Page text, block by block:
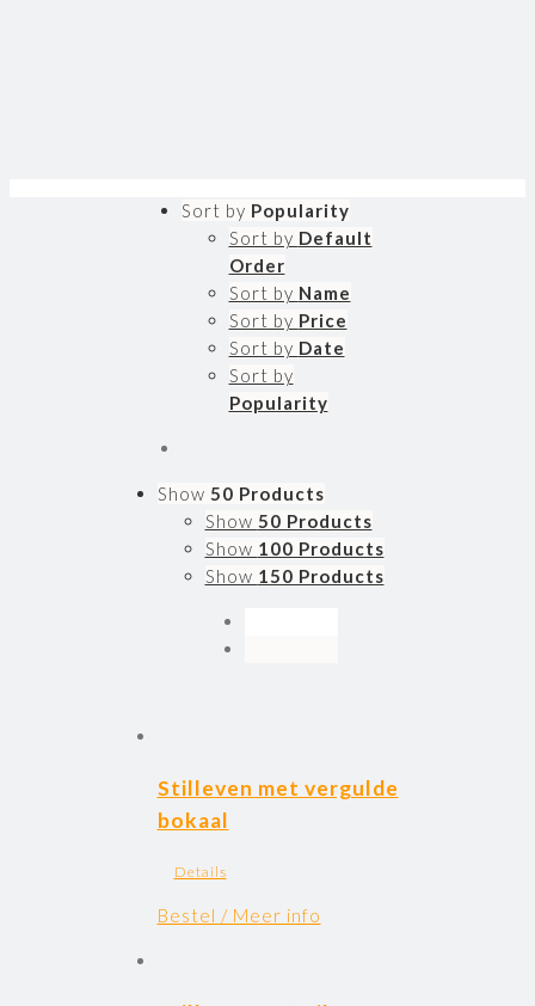
Sort by Popularity
Sort by Default
Order
Sort by Name
Sort by Price
Sort by Date
Sort by
Popularity
Show 50 Products
Show 50 Products
Show 100 Products
Show 150 Products
Stilleven met vergulde
bokaal
Details
Bestel / Meer info